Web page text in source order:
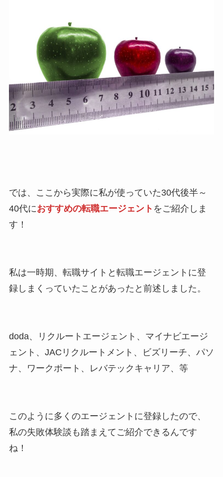
では、ここから実際に私が使っていた30代後半～
40代におすすめの転職エージェント をご紹介しま
す！
私は一時期、転職サイトと転職エージェントに登
録しまくっていたことがあったと前述しました。
doda、リクルートエージェント、マイナビエージ
ェント、JACリクルートメント、ビズリーチ、パソ
ナ、ワークポート、レバテックキャリア、等
このように多くのエージェントに登録したので、
私の失敗体験談も踏まえてご紹介できるんです
ね！